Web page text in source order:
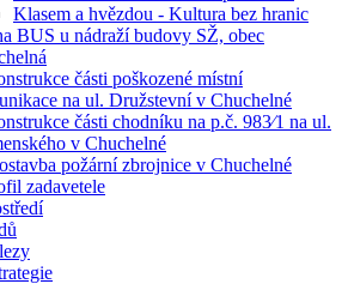
Klasem a hvězdou - Kultura bez hranic
BUS u nádraží budovy SŽ, obec
části poškozené místní
na ul. Družstevní v Chuchelné
části chodníku na p.č. 983⁄1 na ul.
v Chuchelné
požární zbrojnice v Chuchelné
zadavetele